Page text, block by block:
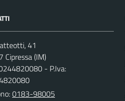
41
Cipressa (IM)
- P.Iva:
0183-98005